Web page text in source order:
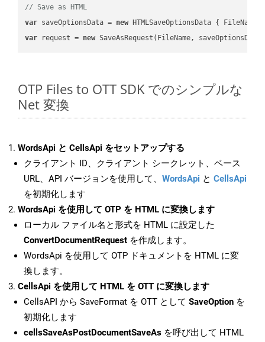
// Save as HTML
var saveOptionsData = new HTMLSaveOptionsData { FileName
var request = new
OTP Files to OTT SDK でのシンプルな
Net 変換
WordsApi と CellsApi をセットアップする
クライアント ID、クライアント シークレット、ベース
URL、API バージョンを使用して、 WordsApi と CellsApi
を初期化します
WordsApi を使用して OTP を HTML に変換します
ローカル ファイル名と形式を HTML に設定した
ConvertDocumentRequest を作成します。
WordsApi を使用して OTP ドキュメントを HTML に変
換します。
CellsApi を使用して HTML を OTT に変換します
CellsAPI から SaveFormat を OTT として SaveOption を
初期化します
cellsSaveAsPostDocumentSaveAs を呼び出して HTML